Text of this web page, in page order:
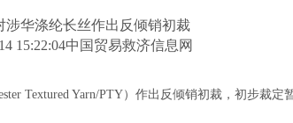
涉华涤纶长丝作出反倾销初裁
15:22:04中国贸易救济信息网
Textured Yarn/PTY）作出反倾销初裁，初步裁